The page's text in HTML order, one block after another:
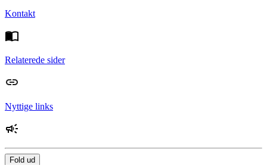
Kontakt
Relaterede sider
Nyttige links
Fold ud